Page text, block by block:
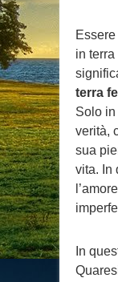
in terra
terra
Solo in
verità,
sua
vita. In
In